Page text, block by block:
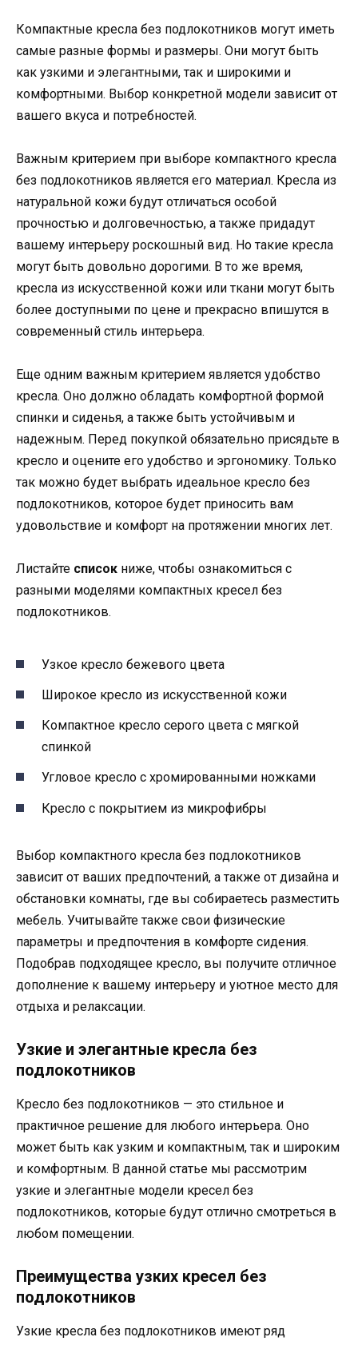
Компактные кресла без подлокотников могут иметь
самые разные формы и размеры. Они могут быть
как узкими и элегантными, так и широкими и
комфортными. Выбор конкретной модели зависит от
вашего вкуса и потребностей.
Важным критерием при выборе компактного кресла
без подлокотников является его материал. Кресла из
натуральной кожи будут отличаться особой
прочностью и долговечностью, а также придадут
вашему интерьеру роскошный вид. Но такие кресла
могут быть довольно дорогими. В то же время,
кресла из искусственной кожи или ткани могут быть
более доступными по цене и прекрасно впишутся в
современный стиль интерьера.
Еще одним важным критерием является удобство
кресла. Оно должно обладать комфортной формой
спинки и сиденья, а также быть устойчивым и
надежным. Перед покупкой обязательно присядьте в
кресло и оцените его удобство и эргономику. Только
так можно будет выбрать идеальное кресло без
подлокотников, которое будет приносить вам
удовольствие и комфорт на протяжении многих лет.
Листайте список ниже, чтобы ознакомиться с
разными моделями компактных кресел без
подлокотников.
Узкое кресло бежевого цвета
Широкое кресло из искусственной кожи
Компактное кресло серого цвета с мягкой
спинкой
Угловое кресло с хромированными ножками
Кресло с покрытием из микрофибры
Выбор компактного кресла без подлокотников
зависит от ваших предпочтений, а также от дизайна и
обстановки комнаты, где вы собираетесь разместить
мебель. Учитывайте также свои физические
параметры и предпочтения в комфорте сидения.
Подобрав подходящее кресло, вы получите отличное
дополнение к вашему интерьеру и уютное место для
отдыха и релаксации.
Узкие и элегантные кресла без
подлокотников
Кресло без подлокотников — это стильное и
практичное решение для любого интерьера. Оно
может быть как узким и компактным, так и широким
и комфортным. В данной статье мы рассмотрим
узкие и элегантные модели кресел без
подлокотников, которые будут отлично смотреться в
любом помещении.
Преимущества узких кресел без
подлокотников
Узкие кресла без подлокотников имеют ряд